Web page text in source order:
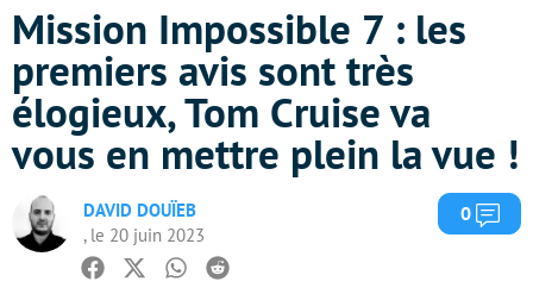
Mission Impossible 7 : les
premiers avis sont très
élogieux, Tom Cruise va
vous en mettre plein la vue !
DAVID DOUÏEB
, le 20 juin 2023
0
Facebook
TwitterWhatsapp
Reddit